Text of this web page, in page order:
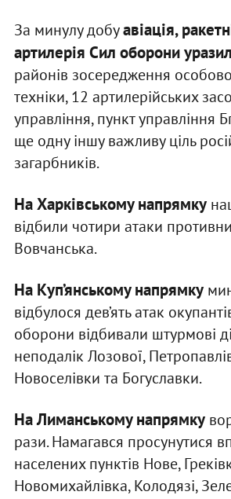
За минулу добуавіація,
артилерія Сил оборони
районів зосередження
техніки, 12 артилерійських
управління, пункт управління
ще одну іншу важливу ціль
загарбників.
На Харківському напрямку
відбили чотири атаки
Вовчанська.
На Куп’янському напрямку
відбулося дев’ять атак
оборони відбивали штурмові
неподалік Лозової,
Новоселівки та Богуславки.
На Лиманському напрямку
рази. Намагався просунутися
населених пунктів Нове,
Новомихайлівка, Колодязі,